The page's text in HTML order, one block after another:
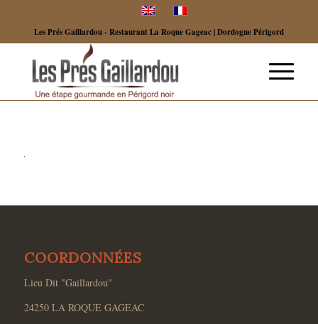
Les Prés Gaillardou - Restaurant La Roque Gageac | Dordogne Périgord
COORDONNÉES
Lieu Dit "Gaillardou"
24250 LA ROQUE GAGEAC